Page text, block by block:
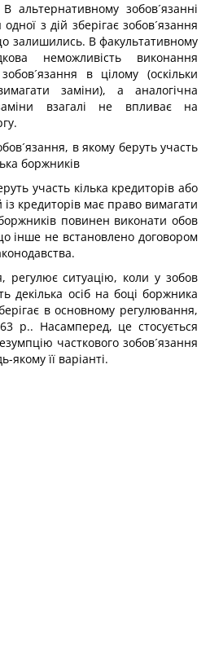
альтернативному зобов´язанні
з дій зберігає зобов´язання
залишились. В факультативному
неможливість виконання
в цілому (оскільки
заміни), а аналогічна
взагалі не впливає на
в якому беруть участь
боржників
участь кілька кредиторів або
кредиторів має право вимагати
повинен виконати обов
інше не встановлено договором
регулює ситуацію, коли у зобов
декілька осіб на боці боржника
в основному регулювання,
р.. Насамперед, це стосується
часткового зобов´язання
якому її варіанті.